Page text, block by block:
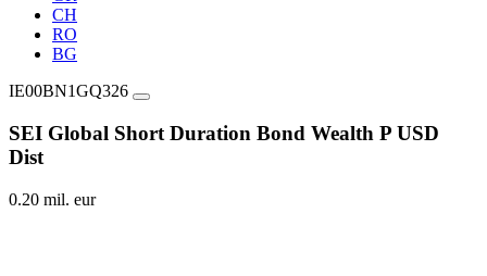
CH
RO
BG
IE00BN1GQ326
SEI Global Short Duration Bond Wealth P USD
Dist
0.20 mil. eur